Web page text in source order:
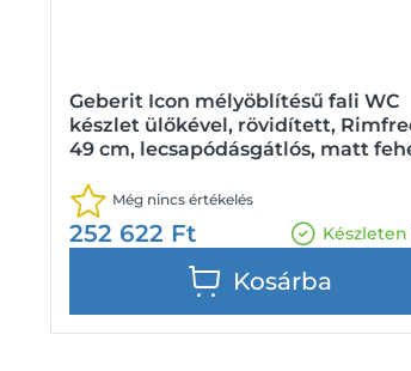
Geberit Icon mélyöblítésű fali WC
készlet ülőkével, rövidített,
49 cm, lecsapódásgátlós, matt
Még nincs értékelés
252 622 Ft Készleten
Kosárba